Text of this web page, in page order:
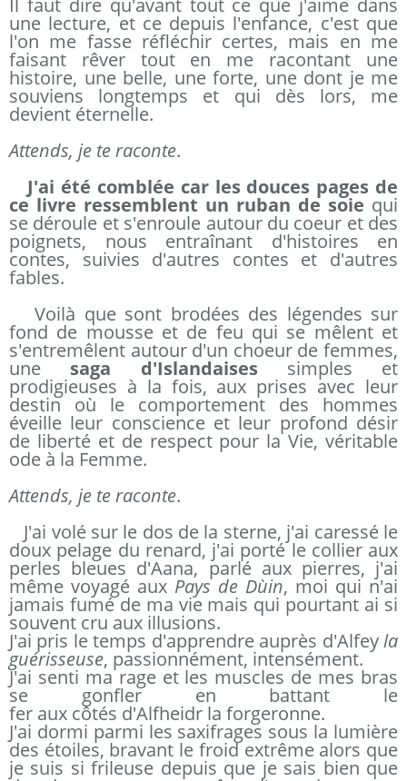
Il faut dire qu'avant tout ce que j'aime dans
une lecture, et ce depuis l'enfance, c'est que
l'on me fasse réfléchir certes, mais en me
faisant rêver tout en me racontant une
histoire, une belle, une forte, une dont je me
souviens longtemps et qui dès lors, me
devient éternelle.
Attends, je te raconte.
J'ai été comblée car les douces pages de
ce livre ressemblent un ruban de soie qui
se déroule et s'enroule autour du coeur et des
poignets, nous entraînant d'histoires en
contes, suivies d'autres contes et d'autres
fables.
Voilà que sont brodées des légendes sur
fond de mousse et de feu qui se mêlent et
s'entremêlent autour d'un choeur de femmes,
une saga d'Islandaisessimples et
prodigieuses à la fois, aux prises avec leur
destin où le comportement des hommes
éveille leur conscience et leur profond désir
de liberté et de respect pour la Vie, véritable
ode à la Femme.
Attends, je te raconte.
J'ai volé sur le dos de la sterne, j'ai caressé le
doux pelage du renard, j'ai porté le collier aux
perles bleues d'Aana, parlé aux pierres, j'ai
même voyagé aux Pays de Dùin, moi qui n'ai
jamais fumé de ma vie mais qui pourtant ai si
souvent cru aux illusions.
J'ai pris le temps d'apprendre auprès d'Alfeyla
guérisseuse, passionnément, intensément.
J'ai senti ma rage et les muscles de mes bras
se gonfler en battant le
fer aux côtés d'Alfheidr la forgeronne.
J'ai dormi parmi les saxifrages sous la lumière
des étoiles, bravant le froid extrême alors que
je suis si frileuse depuis que je sais bien que